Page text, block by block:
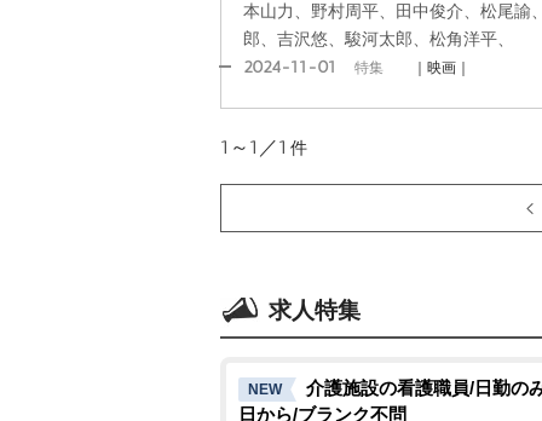
本山力、野村周平、田中俊介、松尾諭
郎、吉沢悠、駿河太郎、松角洋平、
2024-11-01 特集 ｜映画｜
1～1／1 件
求人特集
NEW
介護施設の看護職員/日勤の
日から/ブランク不問